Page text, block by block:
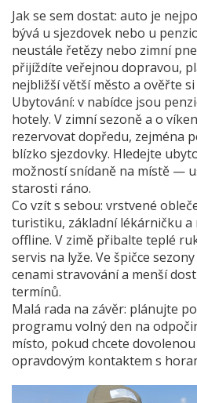
Jak se sem dostat: auto je
bývá u sjezdovek nebo u
neustále řetězy nebo zimní
přijíždíte veřejnou dopravou,
nejbližší větší město a ověřte
Ubytování: v nabídce jsou
hotely. V zimní sezoně a o
rezervovat dopředu, zejména
blízko sjezdovky. Hledejte
možností snídaně na místě —
starosti ráno.
Co vzít s sebou: vrstvené
turistiku, základní lékárničku a
offline. V zimě přibalte teplé
servis na lyže. Ve špičce
cenami stravování a menší
termínů.
Malá rada na závěr: plánujte
programu volný den na
místo, pokud chcete
opravdovým kontaktem s